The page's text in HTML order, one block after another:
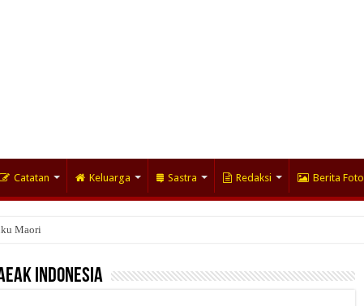
Catatan Keluarga Sastra Redaksi Berita Foto
Maori
Indonesia